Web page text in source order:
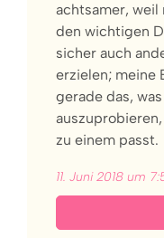
achtsamer, weil
den wichtigen
sicher auch
erzielen; meine
gerade das,
zu einem passt.
11. Juni 2018 um